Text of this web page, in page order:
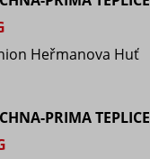
Heřmanova Huť
PRIMA TEPLICE